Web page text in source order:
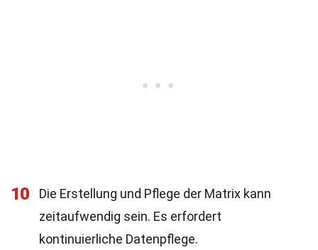
10
Die Erstellung und Pflege der Matrix kann
zeitaufwendig sein. Es erfordert
kontinuierliche Datenpflege.